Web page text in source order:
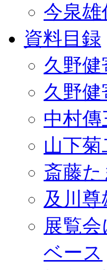
今泉雄
資料目録
久野
久野
中村
山下
斎藤
及川
展覧
ベース